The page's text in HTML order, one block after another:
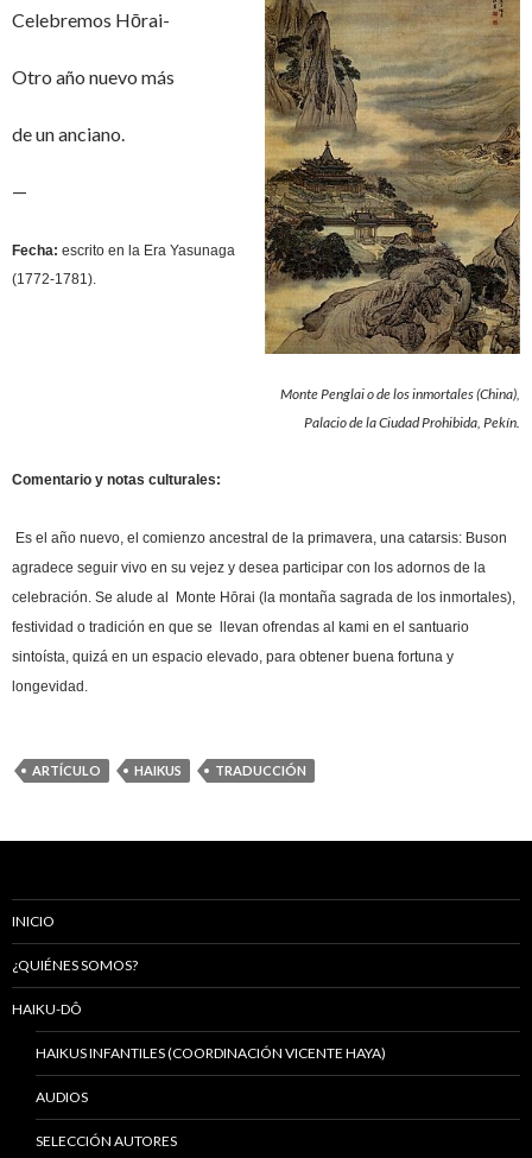
Celebremos Hōrai-
Otro año nuevo más
de un anciano.
—
Fecha: escrito en la Era Yasunaga
(1772-1781).
Monte Penglai o de los inmortales (China),
Palacio de la Ciudad Prohibida, Pekín.
Comentario y notas culturales:
Es el año nuevo, el comienzo ancestral de la primavera, una catarsis: Buson
agradece seguir vivo en su vejez y desea participar con los adornos de la
celebración. Se alude al
Monte Hōrai (la montaña sagrada de los inmortales),
festividad o tradición en que se llevan ofrendas al kami en el santuario
sintoísta, quizá en un espacio elevado, para obtener buena fortuna y
longevidad.
ARTÍCULO HAIKUS TRADUCCIÓN
INICIO
¿QUIÉNES SOMOS?
HAIKU-DÔ
HAIKUS INFANTILES (COORDINACIÓN VICENTE HAYA)
AUDIOS
SELECCIÓN AUTORES